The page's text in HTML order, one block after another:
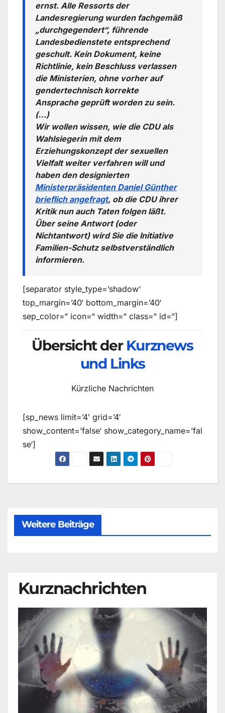
ernst. Alle Ressorts der
Landesregierung wurden fachgemäß
„durchgegendert“, führende
Landesbedienstete entsprechend
geschult. Kein Dokument, keine
Richtlinie, kein Beschluss verlassen
die Ministerien, ohne vorher auf
gendertechnisch korrekte
Ansprache geprüft worden zu sein.
(…)
Wir wollen wissen, wie die CDU als
Wahlsiegerin mit dem
Erziehungskonzept der sexuellen
Vielfalt weiter verfahren will und
haben den designierten
Ministerpräsidenten Daniel Günther
brieflich angefragt, ob die CDU ihrer
Kritik nun auch Taten folgen läßt.
Über seine Antwort (oder
Nichtantwort) wird Sie die Initiative
Familien-Schutz selbstverständlich
informieren.
[separator style_type=’shadow‘
top_margin=’40‘ bottom_margin=’40‘
sep_color=“ icon=“ width=“ class=“ id=“]
Übersicht der Kurznews
und Links
Kürzliche Nachrichten
[sp_news limit=’4′ grid=’4′
show_content=’false‘ show_category_name=’fal
se‘]
Weitere Beiträge
Kurznachrichten